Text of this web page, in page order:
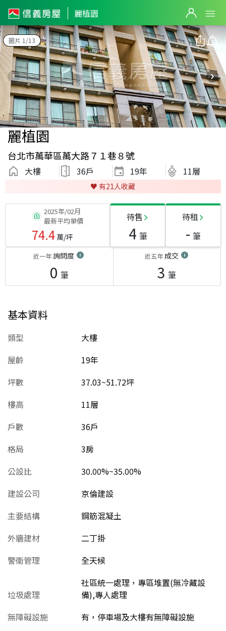
麗植園
圖片 1/13
麗植園
台北市萬華區萬大路７１巷８號
大樓 36戶 19年 11層
♥️ 有21 人收藏
2025年/02月
最新平均單價
74.4萬/坪
待售
4 筆
待租
- 筆
近一年詢問度
0 筆
近五年成交
3 筆
基本資料
類型
大樓
屋齡
19年
坪數
37.03~51.72坪
樓高
11層
戶數
36戶
格局
3房
公設比
30.00%~35.00%
建設公司
京倫建設
主要結構
鋼筋混凝土
外牆建材
二丁掛
警衛管理
全天候
垃圾處理
社區統一處理，專區堆置(無冷藏設
備),專人處理
無障礙設施
有，停車場及大樓有無障礙設施